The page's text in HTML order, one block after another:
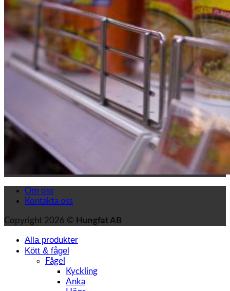
Om oss
Kontakta oss
Copyright 2026 © Hungfat AB
Alla produkter
Kött & fågel
Fågel
Kyckling
Anka